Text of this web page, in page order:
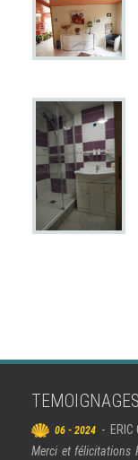
06 - 2024 - ERIC
Merci et félicitations